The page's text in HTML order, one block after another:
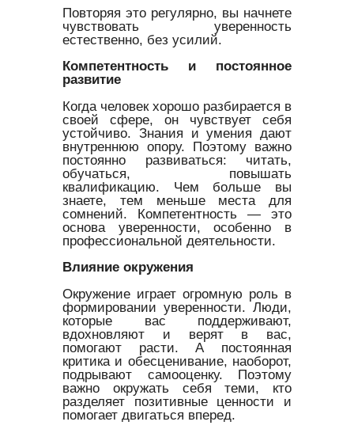
Повторяя это регулярно, вы начнете
чувствовать уверенность
естественно, без усилий.
Компетентность и постоянное
развитие
Когда человек хорошо разбирается в
своей сфере, он чувствует себя
устойчиво. Знания и умения дают
внутреннюю опору. Поэтому важно
постоянно развиваться: читать,
обучаться, повышать
квалификацию. Чем больше вы
знаете, тем меньше места для
сомнений. Компетентность — это
основа уверенности, особенно в
профессиональной деятельности.
Влияние окружения
Окружение играет огромную роль в
формировании уверенности. Люди,
которые вас поддерживают,
вдохновляют и верят в вас,
помогают расти. А постоянная
критика и обесценивание, наоборот,
подрывают самооценку. Поэтому
важно окружать себя теми, кто
разделяет позитивные ценности и
помогает двигаться вперед.